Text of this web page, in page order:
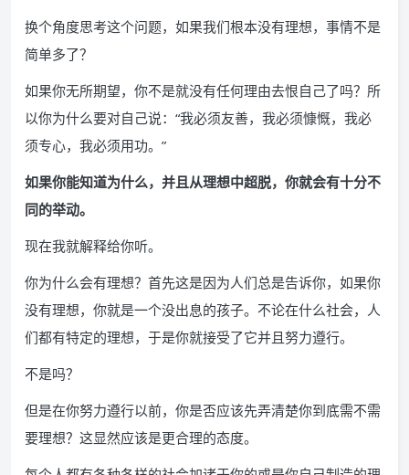
换个角度思考这个问题，如果我们根本没有理想，事情不是
简单多了？
如果你无所期望，你不是就没有任何理由去恨自己了吗？所
以你为什么要对自己说：“我必须友善，我必须慷慨，我必
须专心，我必须用功。”
如果你能知道为什么，并且从理想中超脱，你就会有十分不
同的举动。
现在我就解释给你听。
你为什么会有理想？首先这是因为人们总是告诉你，如果你
没有理想，你就是一个没出息的孩子。不论在什么社会，人
们都有特定的理想，于是你就接受了它并且努力遵行。
不是吗？
但是在你努力遵行以前，你是否应该先弄清楚你到底需不需
要理想？这显然应该是更合理的态度。